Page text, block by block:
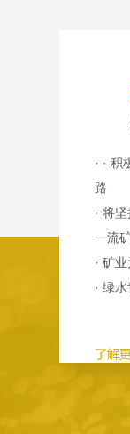
· ·
路
· 将
一流
· 矿
· 绿